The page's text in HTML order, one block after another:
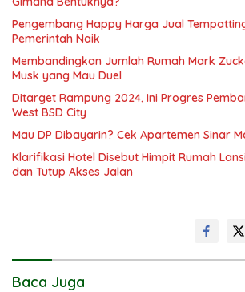
Pengembang Happy Harga Jual
Pemerintah Naik
Membandingkan Jumlah Rumah Mark
Musk yang Mau Duel
Ditarget Rampung 2024, Ini Progres
West BSD City
Mau DP Dibayarin? Cek Apartemen Sinar
Klarifikasi Hotel Disebut Himpit Rumah
dan Tutup Akses Jalan
Baca Juga